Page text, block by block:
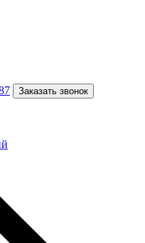
Заказать звонок